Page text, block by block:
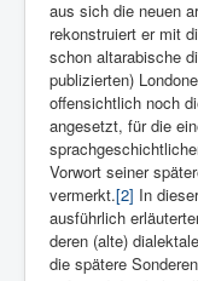
aus sich die neuen
rekonstruiert er mit
schon altarabische
publizierten)
offensichtlich noch
angesetzt, für die
Vorwort seiner
vermerkt.[2] In
ausführlich
deren (alte)
die spätere